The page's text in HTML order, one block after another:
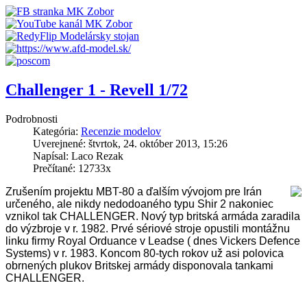
Challenger 1 - Revell 1/72
Podrobnosti
Kategória: Recenzie modelov
Uverejnené: štvrtok, 24. október 2013, 15:26
Napísal: Laco Rezak
Prečítané: 12733x
Zrušením projektu MBT-80 a ďalším vývojom pre Irán
určeného, ale nikdy nedodoaného typu Shir 2 nakoniec
vznikol tak CHALLENGER. Nový typ britská armáda zaradila
do výzbroje v r. 1982. Prvé sériové stroje opustili montážnu
linku firmy Royal Orduance v Leadse ( dnes Vickers Defence
Systems) v r. 1983. Koncom 80-tych rokov už asi polovica
obrnených plukov Britskej armády disponovala tankami
CHALLENGER.